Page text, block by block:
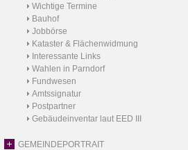
Wichtige Termine
Bauhof
Jobbörse
Kataster & Flächenwidmung
Interessante Links
Wahlen in Parndorf
Fundwesen
Amtssignatur
Postpartner
Gebäudeinventar laut EED III
GEMEINDEPORTRAIT